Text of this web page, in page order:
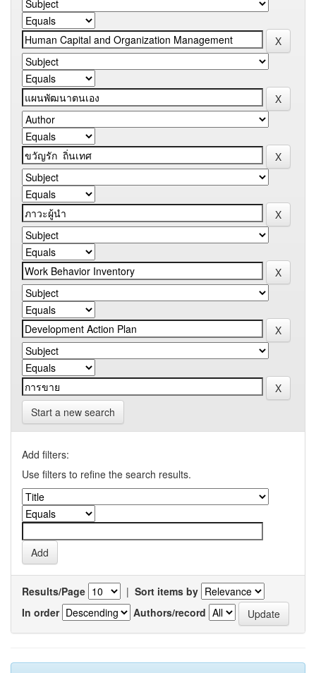
Start a new search
Add filters:
Use filters to refine the search results.
Results/Page | Sort items by
In order
Authors/record